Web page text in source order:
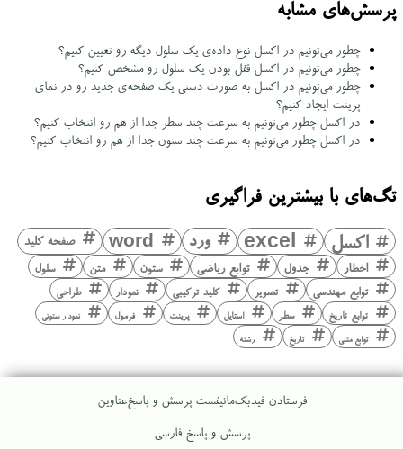
پرسش‌های مشابه
چطور می‌تونیم در اکسل نوع داده‌ی یک سلول دیگه رو تعیین کنیم؟
چطور می‌تونیم در اکسل قفل بودن یک سلول رو مشخص کنیم؟
چطور می‌تونیم در اکسل به صورت دستی یک صفحه‌ی جدید رو در نمای
پرینت ایجاد کنیم؟
در اکسل چطور می‌تونیم به سرعت چند سطر جدا از هم رو انتخاب کنیم؟
در اکسل چطور می‌تونیم به سرعت چند ستون جدا از هم رو انتخاب کنیم؟
تگ‌های با بیشترین فراگیری
اکسل
excel ورد word صفحه کلید
اخطار جدول توابع ریاضی ستون متن
سلول
توابع مهندسی
تصویر کلید ترکیبی نمودار طراحی
توابع تاریخ سطر استایل پرینت فرمول نمودار ستونی
توابع متنی تاریخ رشته
فرستادن فیدبکمانیفست پرسش و پاسخعناوین
پرسش و پاسخ فارسی